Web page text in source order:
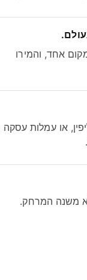
אחד, והמירו
או עמלות עסקה
משנה המרחק.